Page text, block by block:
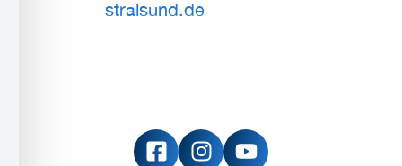
stralsund.de